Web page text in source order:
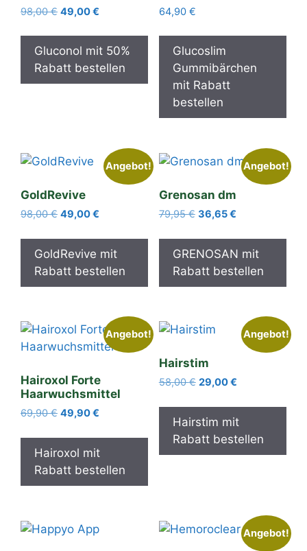
98,00€ Ursprünglicher
war:
98,00 €
49,00€
ist:
49,00 €.
Gluconol mit 50%
Rabatt bestellen
64,90 €
Glucoslim
Gummibärchen
mit Rabatt
bestellen
Angebot!
GoldRevive
98,00€ Ursprünglicher
war:
98,00 €
49,00€
ist:
49,00 €.
GoldRevive mit
Rabatt bestellen
Angebot!
Grenosan dm
79,95€ Ursprünglicher
war:
79,95 €
36,65€Aktueller
ist:
36,65 €.
GRENOSAN mit
Rabatt bestellen
Angebot!
Hairoxol Forte
Haarwuchsmittel
69,90€ Ursprünglicher
war:
69,90 €
49,90€
ist:
49,90 €.
Hairoxol mit
Rabatt bestellen
Angebot!
Hairstim
58,00€ Ursprünglicher
war:
58,00 €
29,00€Aktueller
ist:
29,00 €.
Hairstim mit
Rabatt bestellen
Angebot!